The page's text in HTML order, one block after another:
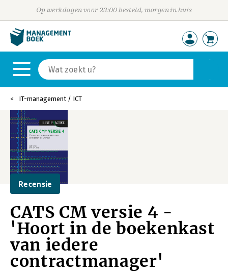
Op werkdagen voor 23:00 besteld, morgen in huis
IT-management / ICT
Recensie
CATS CM versie 4 -
'Hoort in de boekenkast
van iedere
contractmanager'